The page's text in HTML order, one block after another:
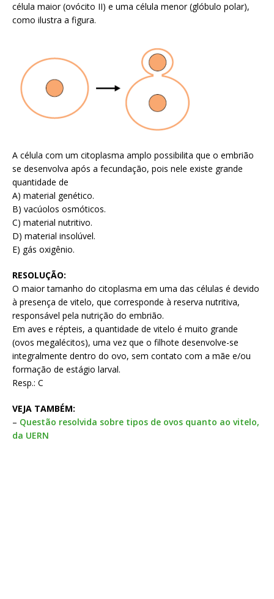
célula maior (ovócito II) e uma célula menor (glóbulo polar),
como ilustra a figura.
A célula com um citoplasma amplo possibilita que o embrião
se desenvolva após a fecundação, pois nele existe grande
quantidade de
A) material genético.
B) vacúolos osmóticos.
C) material nutritivo.
D) material insolúvel.
E) gás oxigênio.
RESOLUÇÃO:
O maior tamanho do citoplasma em uma das células é devido
à presença de vitelo, que corresponde à reserva nutritiva,
responsável pela nutrição do embrião.
Em aves e répteis, a quantidade de vitelo é muito grande
(ovos megalécitos), uma vez que o filhote desenvolve-se
integralmente dentro do ovo, sem contato com a mãe e/ou
formação de estágio larval.
Resp.: C
VEJA TAMBÉM:
– Questão resolvida sobre tipos de ovos quanto ao vitelo,
da UERN